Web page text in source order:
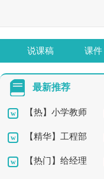
说课稿 课件
最新推荐
【热】小学教师
辞职报告10篇
【精华】工程部
年终工作总结10篇
【热门】给经理